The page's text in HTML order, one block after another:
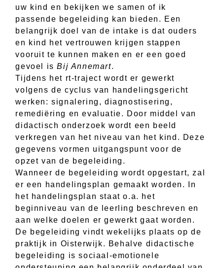
uw kind en bekijken we samen of ik
passende begeleiding kan bieden. Een
belangrijk doel van de intake is dat ouders
en kind het vertrouwen krijgen stappen
vooruit te kunnen maken en er een goed
gevoel isBij Annemart.
Tijdens het rt-traject wordt er gewerkt
volgens de cyclus van handelingsgericht
werken: signalering, diagnostisering,
remediëring en evaluatie. Door middel van
didactisch onderzoek wordt een beeld
verkregen van het niveau van het kind. Deze
gegevens vormen uitgangspunt voor de
opzet van de begeleiding.
Wanneer de begeleiding wordt opgestart, zal
er een handelingsplan gemaakt worden. In
het handelingsplan staat o.a. het
beginniveau van de leerling beschreven en
aan welke doelen er gewerkt gaat worden.
De begeleiding vindt wekelijks plaats op de
praktijk in Oisterwijk. Behalve didactische
begeleiding is sociaal-emotionele